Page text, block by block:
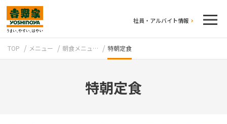
社員・アルバイト情報
TOP メニュー 朝食メニュ… 特朝定食
特朝定食